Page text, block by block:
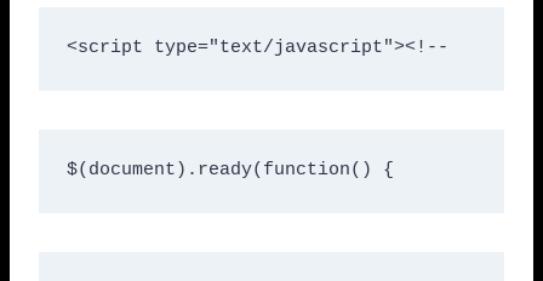
<script type="text/javascript"><!--
$(document).ready(function() {